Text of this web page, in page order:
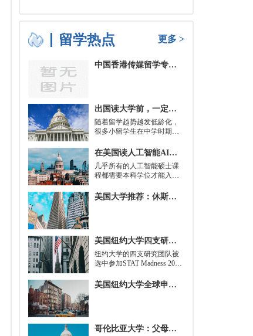
留学热点 更多 >
中国香港传媒留学专业分类及申请要求
出国读大学前，一定要培养的基本生活技能有哪些？
随着留学趋势越发低龄化，
很多小留学生在中学时期就
其实都是为了大学生活做准
在美国读人工智能AI硕士入学条件及大学推荐
几乎所有的人工智能硕士课
程都需要本科学位才能入
需要特定领域的本科学位。
下，你只需要一个理论基础
就可以开始就读这类项目：
即先参加几门先修课程，通
常包括程序语言，如
Python、微积分和计算机科
学相关课程。
美国大学推荐：休斯顿的大学
美国纽约大学四支研究团队被选中参加STAT Madness 2022竞赛
​纽约大学的四支研究团队被
选中参加STAT Madness 2022
三月疯狂启发的健康和科学
美国纽约大学全球申请群体规模不断扩大
哥伦比亚大学：父母参加毕业典礼可以做什么？